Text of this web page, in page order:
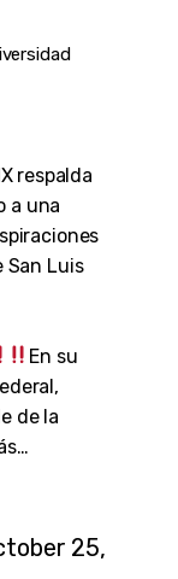
respalda
a una
San Luis
En su
de la
25,